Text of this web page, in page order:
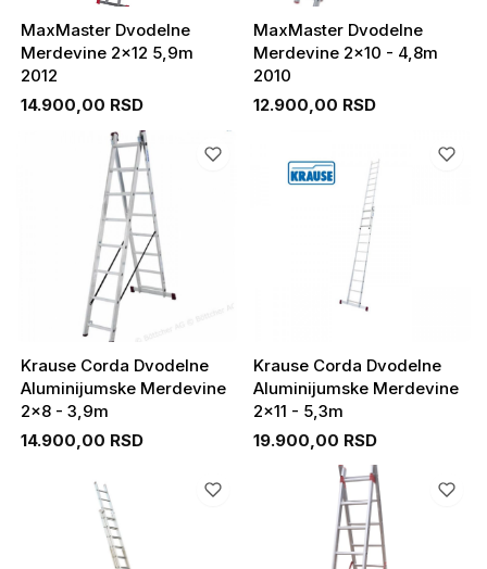
MaxMaster Dvodelne
Merdevine 2x12 5,9m
2012
14.900,00 RSD
MaxMaster Dvodelne
Merdevine 2x10 - 4,8m
2010
12.900,00 RSD
Krause Corda Dvodelne
Aluminijumske Merdevine
2x8 - 3,9m
14.900,00 RSD
Krause Corda Dvodelne
Aluminijumske Merdevine
2x11 - 5,3m
19.900,00 RSD